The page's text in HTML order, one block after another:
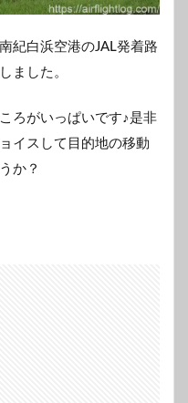
紀白浜空港のJAL発着路
ました。
ろがいっぱいです♪是非
イスして目的地の移動
か？